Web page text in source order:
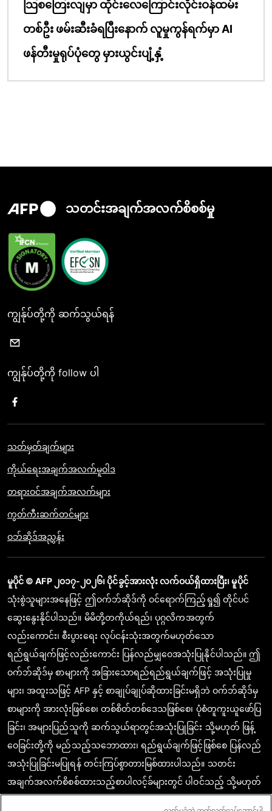
သြစတြေးလျမှာ ထိုင်းလေကြောင်းလိုင်းဝန်ထမ်း
တစ်ဦး ဖမ်းဆီးခံရပြီးနောက် လူမှုကွန်ရက်မှာ AI
ဖန်တီးမှုရုပ်ပုံတွေ မှားယွင်းပျံ့နှံ့
သတင်းအချက်အလက်စိစစ်မှု
ကျွန်ုပ်တို့ကို ဆက်သွယ်ရန်
ကျွန်ုပ်တို့ကို follow ပါ
သတ်မှတ်ချက်များ
ကိုယ်ရေးအချက်အလက်မူဝါဒ
တရားဝင်အချက်အလက်များ
ကွတ်ကီးဆက်တင်များ
ဝဘ်ဆိုဒ်အညွှန်း
မူပိုင် © AFP ၂၀၁၇-၂၀၂၆၊ ပိုင်ခွင့်အားလုံး လက်ဝယ်ရှိထားပြီး၊ မူပိုင်
သုံးစွဲသူများအနေဖြင့် ဤဝက်ဘ်ဆိုဒ်ကို ဝင်ရောက်ကြည့်ရှု၍ တိုင်ပင်
ဆွေးနွေးနိုင်ပါသည်။ မိမိတို့တကိုယ်ရည်၊ ပုဂ္ဂလိကအတွက်
လည်းကောင်း၊ စီးပွားရေး လုပ်ငန်းသုံးအတွက်မဟုတ်သော
ရည်ရွယ်ချက်ဖြင့်လည်းကောင်း ပြန်လည်မျှဝေအသုံးပြုနိုင်ပါသည်။ ဤ
ဝက်ဘ်ဆိုဒ်မှ စာများကို အခြားသောရည်ရည်ရွယ်ချက်ဖြင့် အသုံးပြုမှု
များ၊ အထူးသဖြင့် AFP နှင့် စာချုပ်ချုပ်ဆိုထားခြင်းမရှိဘဲ ဝက်ဘ်ဆိုဒ်မှ
စာများကို အားလုံးဖြစ်စေ၊ တစ်စိတ်တစ်ဒေသဖြစ်စေ၊ ပုံစံတူကူးယူဖော်ပြ
ခြင်း၊ အများပြည်သူကို ဆက်သွယ်ရာတွင်အသုံးပြုခြင်း သို့မဟုတ် ဖြန့်
ဝေခြင်းတို့ကို မည်သည့်သဘောထား၊ ရည်ရွယ်ချက်ဖြင့်ဖြစ်စေ ပြန်လည်
အသုံးပြုခြင်းမပြုရန် တင်းကြပ်စွာတားမြစ်ထားပါသည်။ သတင်း
အချက်အလက်စိစစ်ထားသည့်စာပါလင့်ခ်များတွင် ပါဝင်သည့် သို့မဟုတ်